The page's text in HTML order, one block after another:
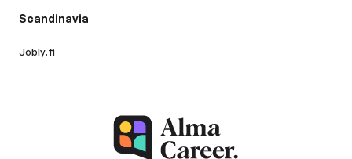
Scandinavia
Jobly.fi